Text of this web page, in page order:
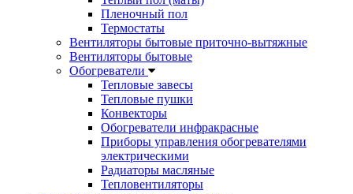
Пленочный пол
Термостаты
Вентиляторы бытовые приточно-вытяжные
Вентиляторы бытовые
Обогреватели
Тепловые завесы
Тепловые пушки
Конвекторы
Обогреватели инфракрасные
Приборы управления обогревателями
электрическими
Радиаторы масляные
Тепловентиляторы